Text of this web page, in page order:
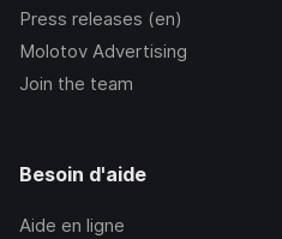
Press releases (en)
Molotov Advertising
Join the team
Besoin d'aide
Aide en ligne